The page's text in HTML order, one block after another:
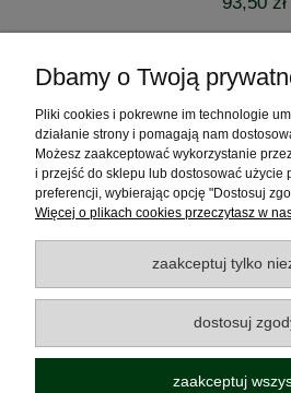
Pomoc
Moje konto
O nas
Polecamy
Dbamy o Twoją
Pliki cookies i pokrewne im technologie
działanie strony i pomagają nam
Możesz zaakceptować wykorzystanie
i przejść do sklepu lub dostosować użycie
preferencji, wybierając opcję "Dostosuj
Więcej o plikach cookies przeczytasz w
zaakceptuj tylko
dostosuj
zaakceptuj